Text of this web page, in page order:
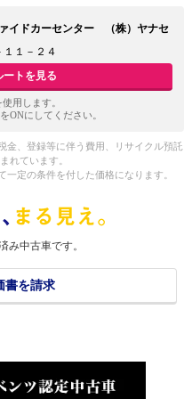
イドカーセンター （株）ヤナセ
１－２４
ートを見る
用します。
ONにしてください。
金、登録等に伴う費用、リサイクル預託
れています。
定の条件を付した価格になります。
み中古車です。
書を請求